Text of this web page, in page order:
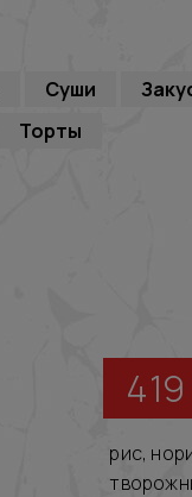
Суши
Торты
419
рис,